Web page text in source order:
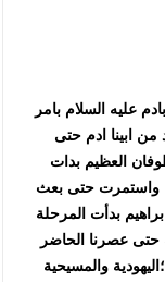
عليه السلام بامر
من ابينا ادم حتى
العظيم بدات
، واستمرت حتى بعث
بدأت المرحلة
حتى عصرنا الحاضر
والمسيحية